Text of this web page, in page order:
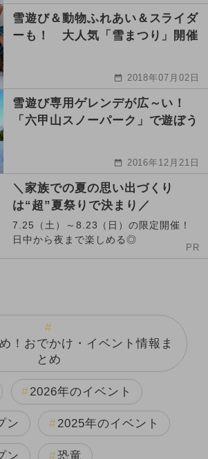
雪遊び＆動物ふれあい＆スライダ
ーも！ 大人気「雪まつり」開催
2018年07月02日
雪遊び専用ゲレンデが広～い！
「六甲山スノーパーク」で遊ぼう
2016年12月21日
＼家族での夏の思い出づくり
は“超”夏祭りで決まり／
7.25（土）～8.23（日）の限定開催！
日中から夜まで楽しめる◎
PR
！おでかけ・イベント情報ま
とめ
2026年のイベント
ン 2025年のイベント
ン 恐竜